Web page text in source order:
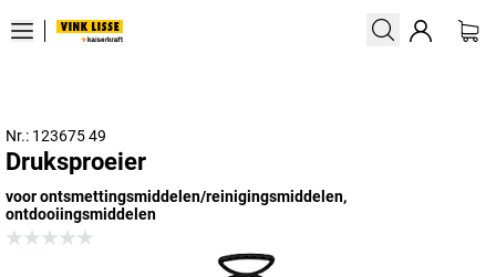
Nr.: 123675 49
Druksproeier
voor ontsmettingsmiddelen/reinigingsmiddelen,
ontdooiingsmiddelen